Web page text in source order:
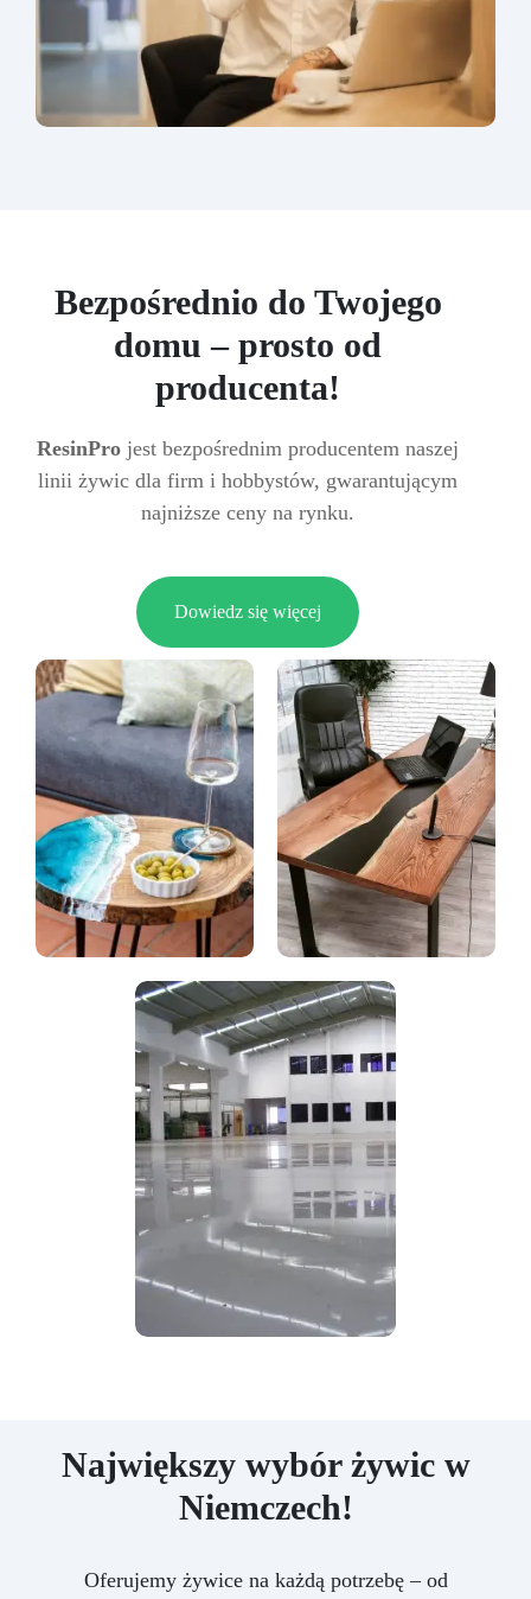
Bezpośrednio do Twojego
domu – prosto od
producenta!
ResinPro jest bezpośrednim producentem naszej
linii żywic dla firm i hobbystów, gwarantującym
najniższe ceny na rynku.
Dowiedz się więcej
Największy wybór żywic w
Niemczech!
Oferujemy żywice na każdą potrzebę – od